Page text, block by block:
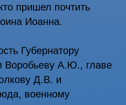
пришел почтить
Иоанна.
Губернатору
Воробьеву А.Ю., главе
Д.В. и
военному